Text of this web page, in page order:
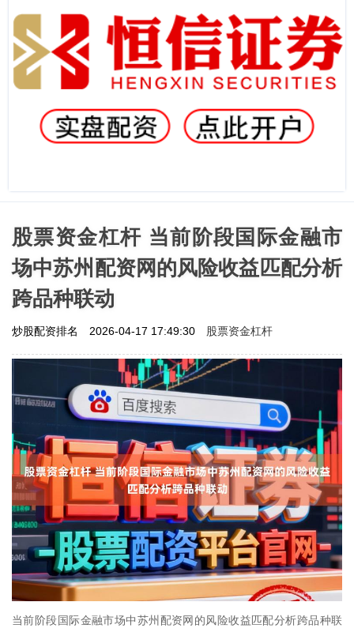
股票资金杠杆 当前阶段国际金融市
场中苏州配资网的风险收益匹配分析
跨品种联动
炒股配资排名 2026-04-17 17:49:30 股票资金杠杆
当前阶段国际金融市场中苏州配资网的风险收益匹配分析跨品种联